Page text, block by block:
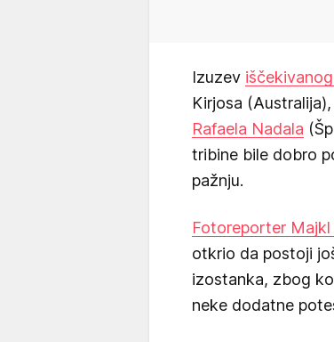
Izuzev
Kirjosa
Rafaela Nadala
tribine bile dobro
pažnju.
Fotoreporter Majkl
otkrio da postoji
izostanka, zbog
neke dodatne